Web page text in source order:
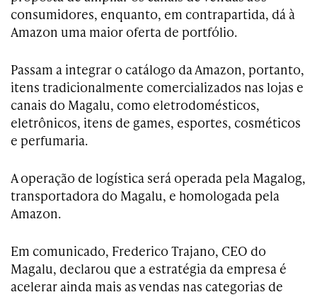
consumidores, enquanto, em contrapartida, dá à
Amazon uma maior oferta de portfólio.
Passam a integrar o catálogo da Amazon, portanto,
itens tradicionalmente comercializados nas lojas e
canais do Magalu, como eletrodomésticos,
eletrônicos, itens de games, esportes, cosméticos
e perfumaria.
A operação de logística será operada pela Magalog,
transportadora do Magalu, e homologada pela
Amazon.
Em comunicado, Frederico Trajano, CEO do
Magalu, declarou que a estratégia da empresa é
acelerar ainda mais as vendas nas categorias de